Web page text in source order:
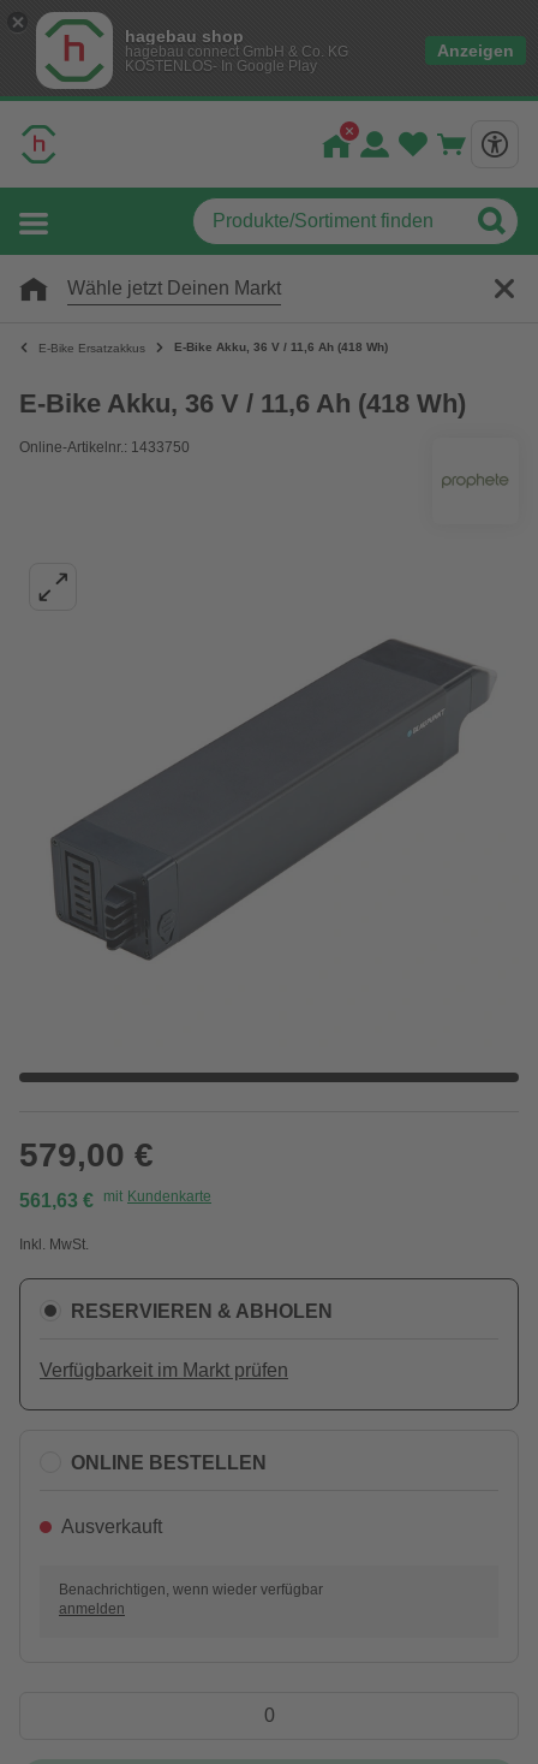
hagebau shop
hagebau connect GmbH & Co. KG
KOSTENLOS- In Google Play
Anzeigen
Wähle jetzt Deinen Markt
E-Bike Ersatzakkus E-Bike Akku, 36 V / 11,6 Ah (418 Wh)
E-Bike Akku, 36 V / 11,6 Ah (418 Wh)
Online-Artikelnr.: 1433750
579,00 €
561,63 € mit Kundenkarte
Inkl. MwSt.
RESERVIEREN & ABHOLEN
Verfügbarkeit im Markt prüfen
ONLINE BESTELLEN
Ausverkauft
Benachrichtigen, wenn wieder verfügbar
anmelden